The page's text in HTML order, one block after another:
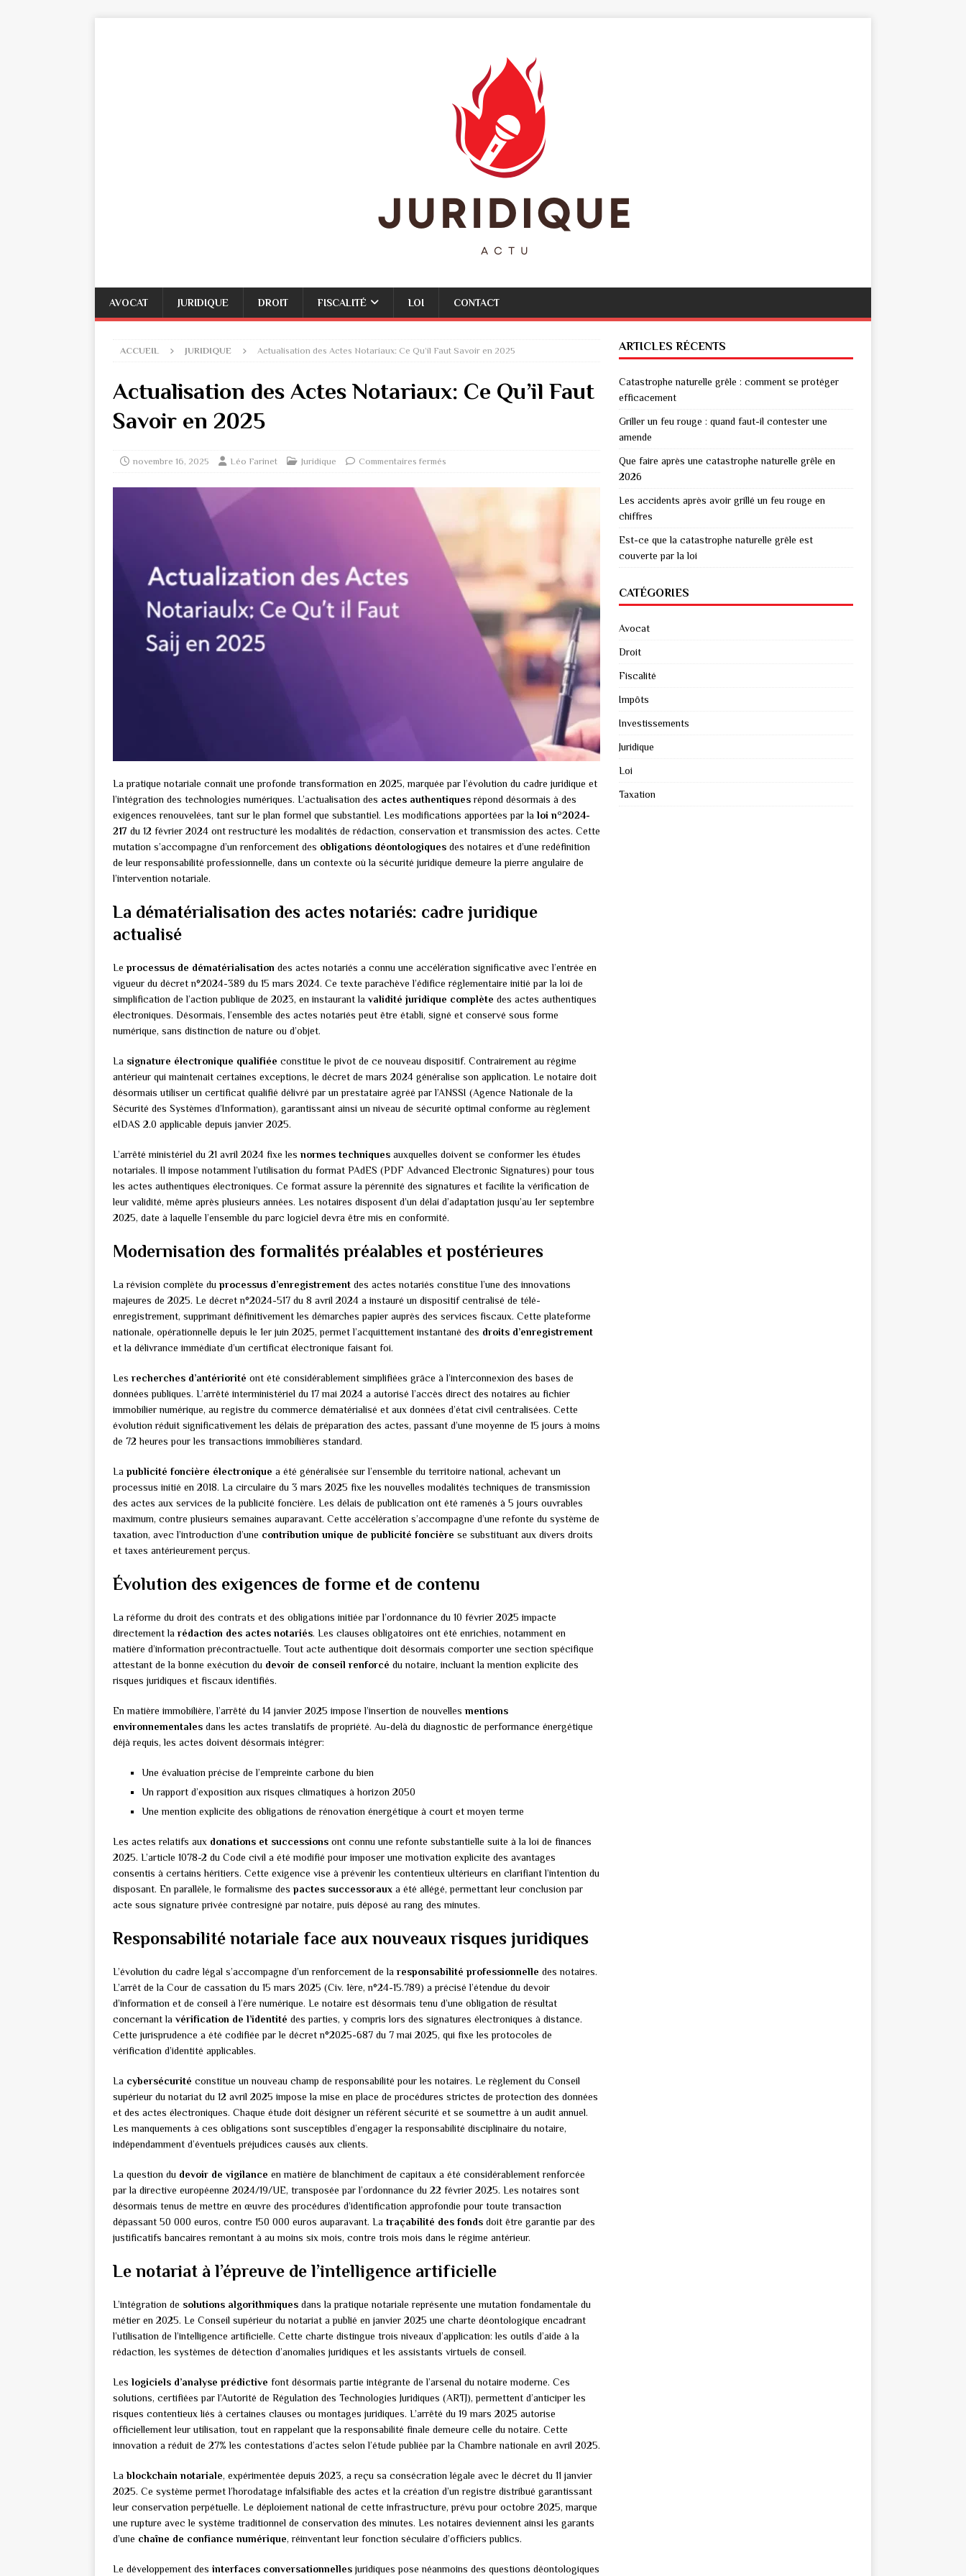
AVOCAT JURIDIQUE DROIT FISCALITÉ LOI CONTACT
ACCUEIL JURIDIQUE Actualisation des Actes Notariaux: Ce Qu’il Faut Savoir en 2025
Actualisation des Actes Notariaux: Ce Qu’il Faut
Savoir en 2025
novembre 16, 2025 Léo Farinet Juridique Commentaires fermés
La pratique notariale connaît une profonde transformation en 2025, marquée par l’évolution du cadre juridique et
l’intégration des technologies numériques. L’actualisation des actes authentiquesrépond désormais à des
exigences renouvelées, tant sur le plan formel que substantiel. Les modifications apportées par la loi n°2024-
217 du 12 février 2024 ont restructuré les modalités de rédaction, conservation et transmission des actes. Cette
mutation s’accompagne d’un renforcement des obligations déontologiques des notaires et d’une redéfinition
de leur responsabilité professionnelle, dans un contexte où la sécurité juridique demeure la pierre angulaire de
l’intervention notariale.
La dématérialisation des actes notariés: cadre juridique
actualisé
Le processus de dématérialisation des actes notariés a connu une accélération significative avec l’entrée en
vigueur du décret n°2024-389 du 15 mars 2024. Ce texte parachève l’édifice réglementaire initié par la loi de
simplification de l’action publique de 2023, en instaurant la validité juridique complète des actes authentiques
électroniques. Désormais, l’ensemble des actes notariés peut être établi, signé et conservé sous forme
numérique, sans distinction de nature ou d’objet.
La signature électronique qualifiée constitue le pivot de ce nouveau dispositif. Contrairement au régime
antérieur qui maintenait certaines exceptions, le décret de mars 2024 généralise son application. Le notaire doit
désormais utiliser un certificat qualifié délivré par un prestataire agréé par l’ANSSI (Agence Nationale de la
Sécurité des Systèmes d’Information), garantissant ainsi un niveau de sécurité optimal conforme au règlement
eIDAS 2.0 applicable depuis janvier 2025.
L’arrêté ministériel du 21 avril 2024 fixe les normes techniques auxquelles doivent se conformer les études
notariales. Il impose notamment l’utilisation du format PAdES (PDF Advanced Electronic Signatures) pour tous
les actes authentiques électroniques. Ce format assure la pérennité des signatures et facilite la vérification de
leur validité, même après plusieurs années. Les notaires disposent d’un délai d’adaptation jusqu’au 1er septembre
2025, date à laquelle l’ensemble du parc logiciel devra être mis en conformité.
Modernisation des formalités préalables et postérieures
La révision complète du processus d’enregistrement des actes notariés constitue l’une des innovations
majeures de 2025. Le décret n°2024-517 du 8 avril 2024 a instauré un dispositif centralisé de télé-
enregistrement, supprimant définitivement les démarches papier auprès des services fiscaux. Cette plateforme
nationale, opérationnelle depuis le 1er juin 2025, permet l’acquittement instantané des droits d’enregistrement
et la délivrance immédiate d’un certificat électronique faisant foi.
Les recherches d’antériorité ont été considérablement simplifiées grâce à l’interconnexion des bases de
données publiques. L’arrêté interministériel du 17 mai 2024 a autorisé l’accès direct des notaires au fichier
immobilier numérique, au registre du commerce dématérialisé et aux données d’état civil centralisées. Cette
évolution réduit significativement les délais de préparation des actes, passant d’une moyenne de 15 jours à moins
de 72 heures pour les transactions immobilières standard.
La publicité foncière électronique a été généralisée sur l’ensemble du territoire national, achevant un
processus initié en 2018. La circulaire du 3 mars 2025 fixe les nouvelles modalités techniques de transmission
des actes aux services de la publicité foncière. Les délais de publication ont été ramenés à 5 jours ouvrables
maximum, contre plusieurs semaines auparavant. Cette accélération s’accompagne d’une refonte du système de
taxation, avec l’introduction d’une contribution unique de publicité foncière se substituant aux divers droits
et taxes antérieurement perçus.
Évolution des exigences de forme et de contenu
La réforme du droit des contrats et des obligations initiée par l’ordonnance du 10 février 2025 impacte
directement la rédaction des actes notariés. Les clauses obligatoires ont été enrichies, notamment en
matière d’information précontractuelle. Tout acte authentique doit désormais comporter une section spécifique
attestant de la bonne exécution du devoir de conseil renforcé du notaire, incluant la mention explicite des
risques juridiques et fiscaux identifiés.
En matière immobilière, l’arrêté du 14 janvier 2025 impose l’insertion de nouvelles mentions
environnementales dans les actes translatifs de propriété. Au-delà du diagnostic de performance énergétique
déjà requis, les actes doivent désormais intégrer:
Une évaluation précise de l’empreinte carbone du bien
Un rapport d’exposition aux risques climatiques à horizon 2050
Une mention explicite des obligations de rénovation énergétique à court et moyen terme
Les actes relatifs aux donations et successions ont connu une refonte substantielle suite à la loi de finances
2025. L’article 1078-2 du Code civil a été modifié pour imposer une motivation explicite des avantages
consentis à certains héritiers. Cette exigence vise à prévenir les contentieux ultérieurs en clarifiant l’intention du
disposant. En parallèle, le formalisme des pactes successoraux a été allégé, permettant leur conclusion par
acte sous signature privée contresigné par notaire, puis déposé au rang des minutes.
Responsabilité notariale face aux nouveaux risques juridiques
L’évolution du cadre légal s’accompagne d’un renforcement de la responsabilité professionnelle des notaires.
L’arrêt de la Cour de cassation du 15 mars 2025 (Civ. 1ère, n°24-15.789) a précisé l’étendue du devoir
d’information et de conseil à l’ère numérique. Le notaire est désormais tenu d’une obligation de résultat
concernant la vérification de l’identité des parties, y compris lors des signatures électroniques à distance.
Cette jurisprudence a été codifiée par le décret n°2025-687 du 7 mai 2025, qui fixe les protocoles de
vérification d’identité applicables.
La cybersécurité constitue un nouveau champ de responsabilité pour les notaires. Le règlement du Conseil
supérieur du notariat du 12 avril 2025 impose la mise en place de procédures strictes de protection des données
et des actes électroniques. Chaque étude doit désigner un référent sécurité et se soumettre à un audit annuel.
Les manquements à ces obligations sont susceptibles d’engager la responsabilité disciplinaire du notaire,
indépendamment d’éventuels préjudices causés aux clients.
La question du devoir de vigilance en matière de blanchiment de capitaux a été considérablement renforcée
par la directive européenne 2024/19/UE, transposée par l’ordonnance du 22 février 2025. Les notaires sont
désormais tenus de mettre en œuvre des procédures d’identification approfondie pour toute transaction
dépassant 50 000 euros, contre 150 000 euros auparavant. La traçabilité des fonds doit être garantie par des
justificatifs bancaires remontant à au moins six mois, contre trois mois dans le régime antérieur.
Le notariat à l’épreuve de l’intelligence artificielle
L’intégration de solutions algorithmiques dans la pratique notariale représente une mutation fondamentale du
métier en 2025. Le Conseil supérieur du notariat a publié en janvier 2025 une charte déontologique encadrant
l’utilisation de l’intelligence artificielle. Cette charte distingue trois niveaux d’application: les outils d’aide à la
rédaction, les systèmes de détection d’anomalies juridiques et les assistants virtuels de conseil.
Les logiciels d’analyse prédictive font désormais partie intégrante de l’arsenal du notaire moderne. Ces
solutions, certifiées par l’Autorité de Régulation des Technologies Juridiques (ARTJ), permettent d’anticiper les
risques contentieux liés à certaines clauses ou montages juridiques. L’arrêté du 19 mars 2025 autorise
officiellement leur utilisation, tout en rappelant que la responsabilité finale demeure celle du notaire. Cette
innovation a réduit de 27% les contestations d’actes selon l’étude publiée par la Chambre nationale en avril 2025.
Lablockchain notariale, expérimentée depuis 2023, a reçu sa consécration légale avec le décret du 11 janvier
2025. Ce système permet l’horodatage infalsifiable des actes et la création d’un registre distribué garantissant
leur conservation perpétuelle. Le déploiement national de cette infrastructure, prévu pour octobre 2025, marque
une rupture avec le système traditionnel de conservation des minutes. Les notaires deviennent ainsi les garants
d’une chaîne de confiance numérique, réinventant leur fonction séculaire d’officiers publics.
Le développement des interfaces conversationnelles juridiques pose néanmoins des questions déontologiques
ARTICLES RÉCENTS
Catastrophe naturelle grêle : comment se protéger
efficacement
Griller un feu rouge : quand faut-il contester une
amende
Que faire après une catastrophe naturelle grêle en
2026
Les accidents après avoir grillé un feu rouge en
chiffres
Est-ce que la catastrophe naturelle grêle est
couverte par la loi
CATÉGORIES
Avocat
Droit
Fiscalité
Impôts
Investissements
Juridique
Loi
Taxation